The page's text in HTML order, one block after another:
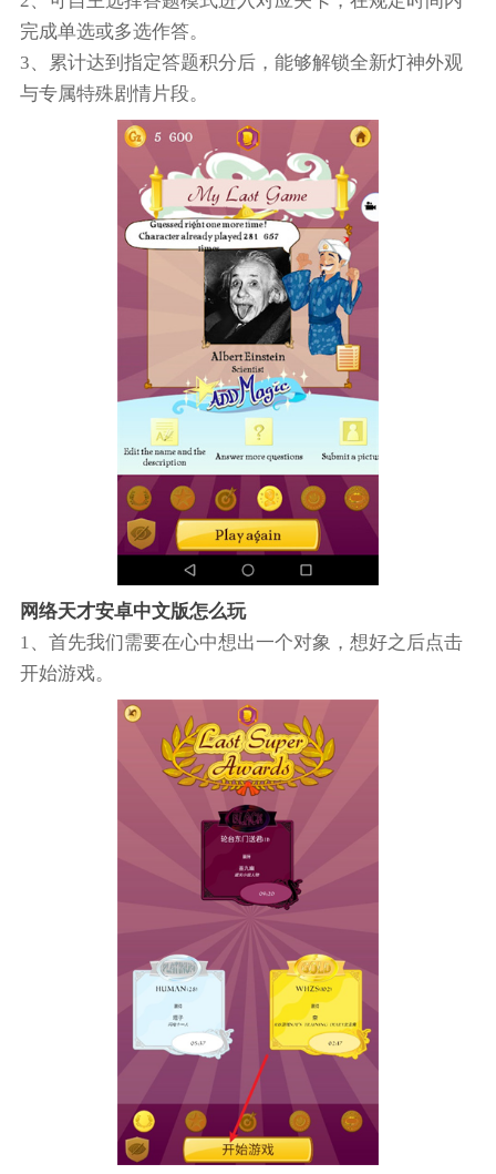
完成单选或多选作答。
3、累计达到指定答题积分后，能够解锁全新灯神外观
与专属特殊剧情片段。
网络天才安卓中文版怎么玩
1、首先我们需要在心中想出一个对象，想好之后点击
开始游戏。